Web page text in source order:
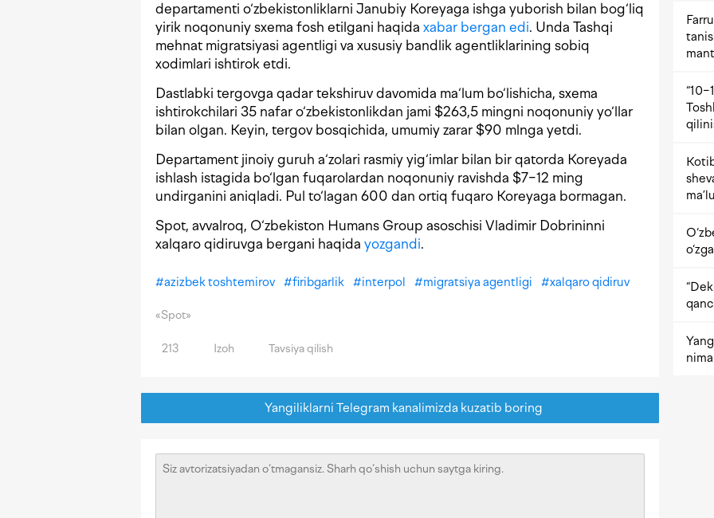
departamenti o‘zbekistonliklarni Janubiy Koreyaga ishga yuborish bilan bog‘liq
yirik noqonuniy sxema fosh etilgani haqida xabar bergan edi. Unda Tashqi
mehnat migratsiyasi agentligi va xususiy bandlik agentliklarining sobiq
xodimlari ishtirok etdi.
Dastlabki tergovga qadar tekshiruv davomida ma‘lum bo‘lishicha, sxema
ishtirokchilari 35 nafar o‘zbekistonlikdan jami $263,5 mingni noqonuniy yo‘llar
bilan olgan. Keyin, tergov bosqichida, umumiy zarar $90 mlnga yetdi.
Departament jinoiy guruh a‘zolari rasmiy yig‘imlar bilan bir qatorda Koreyada
ishlash istagida bo‘lgan fuqarolardan noqonuniy ravishda $7−12 ming
undirganini aniqladi. Pul to‘lagan 600 dan ortiq fuqaro Koreyaga bormagan.
Spot, avvalroq, O‘zbekiston Humans Group asoschisi Vladimir Dobrininni
xalqaro qidiruvga bergani haqida yozgandi.
#azizbek toshtemirov #firibgarlik #interpol #migratsiya agentligi #xalqaro qidiruv
«Spot»
213 Izoh Tavsiya qilish
Yangiliklarni Telegram kanalimizda kuzatib boring